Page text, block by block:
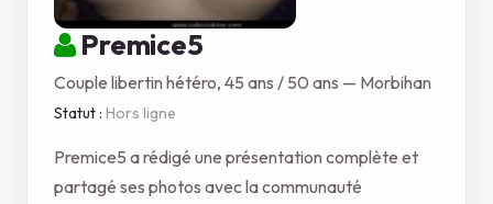
Premice5
Couple libertin hétéro, 45 ans / 50 ans — Morbihan
Statut : Hors ligne
Premice5 a rédigé une présentation complète et
partagé ses photos avec la communauté